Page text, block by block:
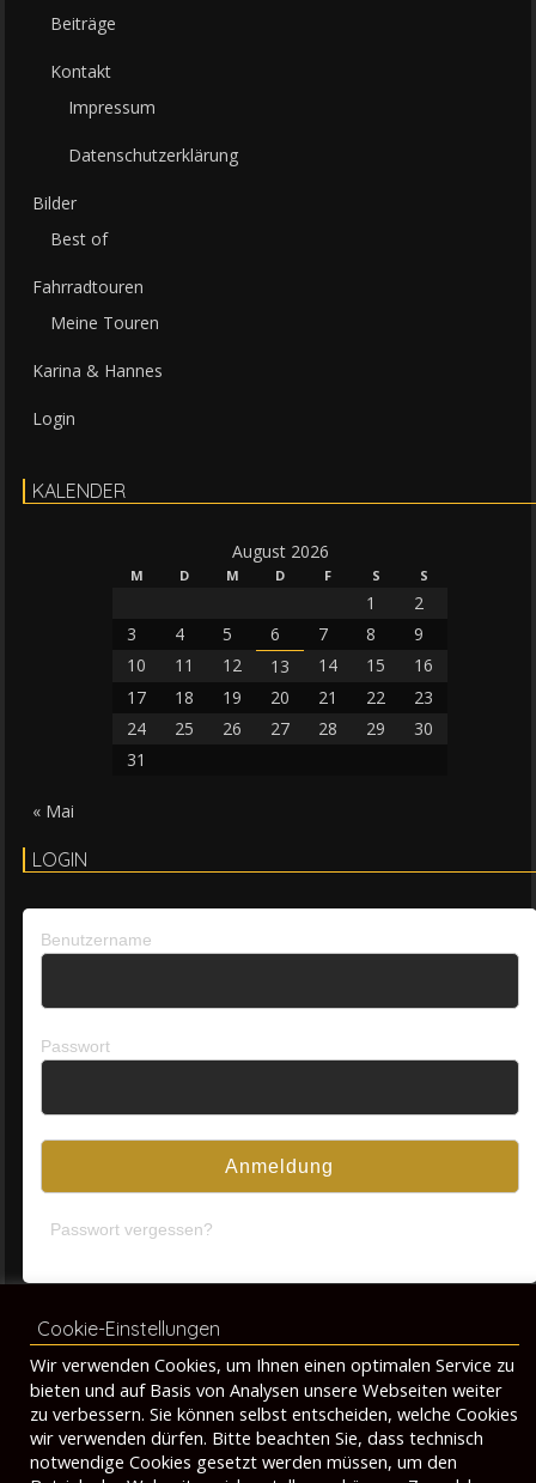
Beiträge
Kontakt
Impressum
Datenschutzerklärung
Bilder
Best of
Fahrradtouren
Meine Touren
Karina & Hannes
Login
KALENDER
August 2026
M D M D F S S
1
2
3
4 5 6 7 8
9
10
11 12 13 14 15
16
17
18 19 20 21 22
23
24
25 26 27 28 29
30
31
« Mai
LOGIN
Benutzername
Passwort
Passwort vergessen?
© 2026 by TearVolt
Datenschutzerklärung Kontakt Impressum
Cookie-Einstellungen
Wir verwenden Cookies, um Ihnen einen optimalen Service zu
bieten und auf Basis von Analysen unsere Webseiten weiter
zu verbessern. Sie können selbst entscheiden, welche Cookies
wir verwenden dürfen. Bitte beachten Sie, dass technisch
notwendige Cookies gesetzt werden müssen, um den